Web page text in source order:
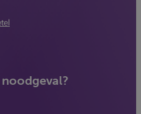
noodgeval?